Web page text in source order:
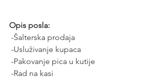
Opis posla:
-Šalterska prodaja
-Usluživanje kupaca
-Pakovanje pica u kutije
-Rad na kasi